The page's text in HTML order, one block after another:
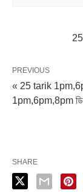
25
PREVIOUS
« 25 tarik
1pm,6pm,8pm
SHARE